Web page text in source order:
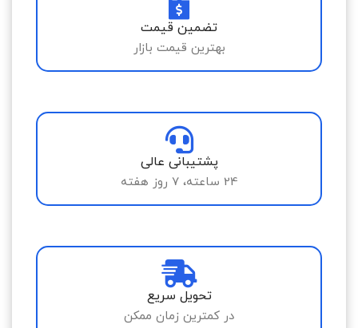
تضمین قیمت
بهترین قیمت بازار
پشتیبانی عالی
24 ساعته، 7 روز هفته
تحویل سریع
در کمترین زمان ممکن